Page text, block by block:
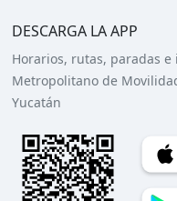
DESCARGA LA APP
Horarios, rutas, paradas
Metropolitano de
Yucatán